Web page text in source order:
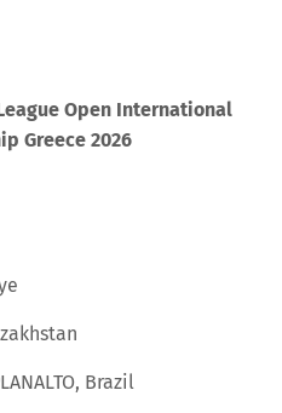
Open International
Greece 2026
Brazil